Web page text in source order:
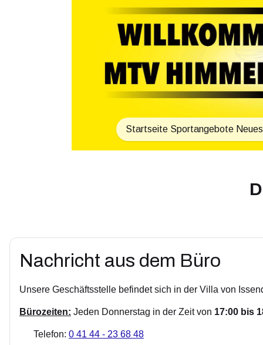
Startseite Sportangebote Neues
Nachricht aus dem Büro
Unsere Geschäftsstelle befindet sich in der Villa von
Bürozeiten: Jeden Donnerstag in der Zeit von 17:00 bis
Telefon: 0 41 44 - 23 68 48